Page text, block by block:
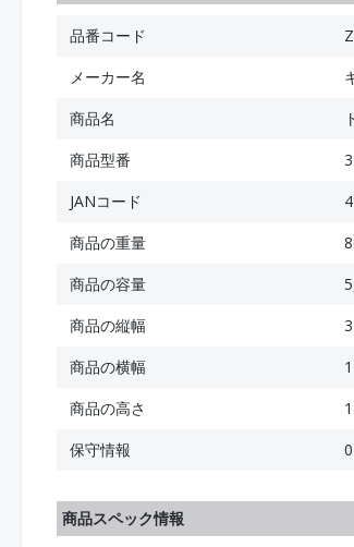
品番コード
メーカー名
商品名
商品型番
JANコード
商品の重量
商品の容量
商品の縦幅
商品の横幅
商品の高さ
保守情報
0
商品スペック情報